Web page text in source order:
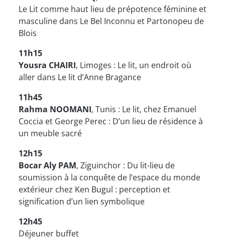
Le Lit comme haut lieu de prépotence féminine et
masculine dans Le Bel Inconnu et Partonopeu de
Blois
11h15
Yousra CHAIRI, Limoges : Le lit, un endroit où
aller dans Le lit d’Anne Bragance
11h45
Rahma NOOMANI, Tunis : Le lit, chez Emanuel
Coccia et George Perec : D’un lieu de résidence à
un meuble sacré
12h15
Bocar Aly PAM, Ziguinchor : Du lit-lieu de
soumission à la conquête de l‘espace du monde
extérieur chez Ken Bugul : perception et
signification d’un lien symbolique
12h45
Déjeuner buffet